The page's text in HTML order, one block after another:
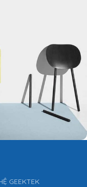
GEEKTEK